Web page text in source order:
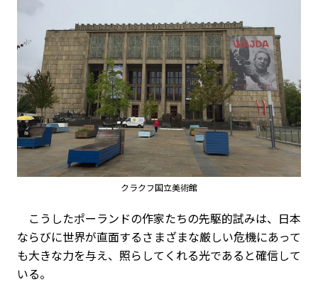
クラクフ国立美術館
こうしたポーランドの作家たちの先駆的試みは、日本
ならびに世界が直面するさまざまな厳しい危機にあって
も大きな力を与え、照らしてくれる光であると確信して
いる。